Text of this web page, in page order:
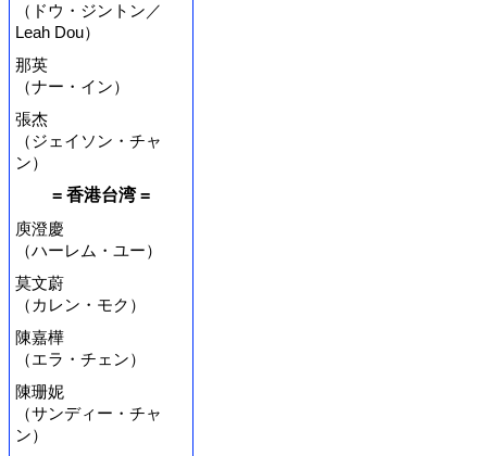
（ドウ・ジントン／
Leah Dou）
那英
（ナー・イン）
張杰
（ジェイソン・チャ
ン）
= 香港台湾 =
庾澄慶
（ハーレム・ユー）
莫文蔚
（カレン・モク）
陳嘉樺
（エラ・チェン）
陳珊妮
（サンディー・チャ
ン）